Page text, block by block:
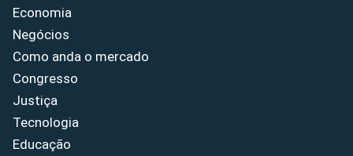
Economia
Negócios
Como anda o mercado
Congresso
Justiça
Tecnologia
Educação